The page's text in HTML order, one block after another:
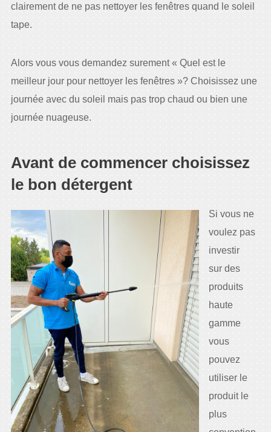
clairement de ne pas nettoyer les fenêtres quand le soleil
tape.
Alors vous vous demandez surement « Quel est le
meilleur jour pour nettoyer les fenêtres »? Choisissez une
journée avec du soleil mais pas trop chaud ou bien une
journée nuageuse.
Avant de commencer choisissez
le bon détergent
Si vous ne
voulez pas
investir
sur des
produits
haute
gamme
vous
pouvez
utiliser le
produit le
plus